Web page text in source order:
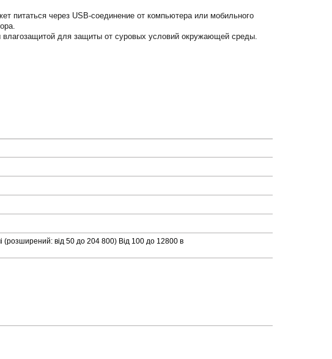
питаться через USB-соединение от компьютера или мобильного
для защиты от суровых условий окружающей среды.
(розширений: від 50 до 204 800) Від 100 до 12800 в